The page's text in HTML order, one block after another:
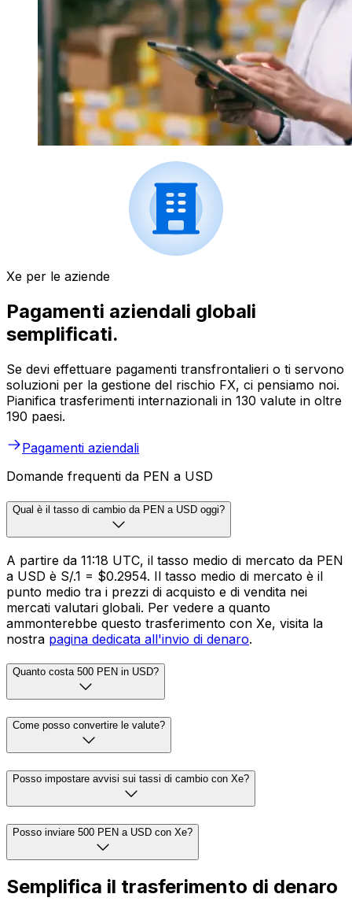
Xe per le aziende
Pagamenti aziendali globali
semplificati.
Se devi effettuare pagamenti transfrontalieri o ti servono
soluzioni per la gestione del rischio FX, ci pensiamo noi.
Pianifica trasferimenti internazionali in 130 valute in oltre
190 paesi.
Pagamenti aziendali
Domande frequenti da PEN a USD
Qual è il tasso di cambio da PEN a USD oggi?
A partire da 11:18 UTC, il tasso medio di mercato da PEN
a USD è S/.1 = $0.2954. Il tasso medio di mercato è il
punto medio tra i prezzi di acquisto e di vendita nei
mercati valutari globali. Per vedere a quanto
ammonterebbe questo trasferimento con Xe, visita la
nostra pagina dedicata all'invio di denaro.
Quanto costa 500 PEN in USD?
Come posso convertire le valute?
Posso impostare avvisi sui tassi di cambio con Xe?
Posso inviare 500 PEN a USD con Xe?
Semplifica il trasferimento di denaro